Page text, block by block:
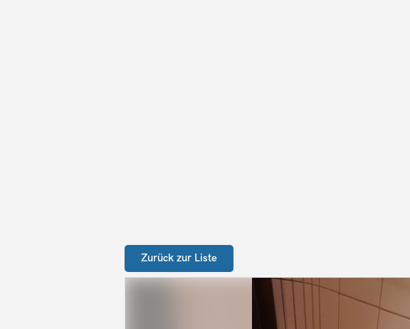
Zurück zur Liste